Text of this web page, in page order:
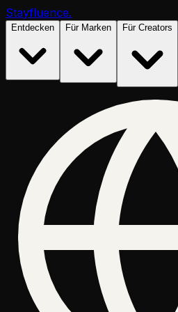
Stayfluence.
Entdecken Für Marken Für Creators